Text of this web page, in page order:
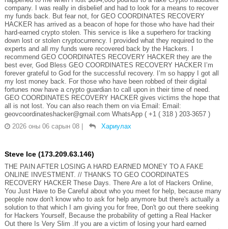
company. I was really in disbelief and had to look for a means to recover
my funds back. But fear not, for GEO COORDINATES RECOVERY
HACKER has arrived as a beacon of hope for those who have had their
hard-earned crypto stolen. This service is like a superhero for tracking
down lost or stolen cryptocurrency. I provided what they required to the
experts and all my funds were recovered back by the Hackers. I
recommend GEO COORDINATES RECOVERY HACKER they are the
best ever, God Bless GEO COORDINATES RECOVERY HACKER I’m
forever grateful to God for the successful recovery. I’m so happy I got all
my lost money back. For those who have been robbed of their digital
fortunes now have a crypto guardian to call upon in their time of need.
GEO COORDINATES RECOVERY HACKER gives victims the hope that
all is not lost. You can also reach them on via Email: Email:
geovcoordinateshacker@gmail.com WhatsApp ( +1 ( 318 ) 203-3657 )
2026 оны 06 сарын 08
Хариулах
Steve Ice (173.209.63.146)
THE PAIN AFTER LOSING A HARD EARNED MONEY TO A FAKE
ONLINE INVESTMENT. // THANKS TO GEO COORDINATES
RECOVERY HACKER These Days. There Are a lot of Hackers Online,
You Just Have to Be Careful about who you meet for help, because many
people now don't know who to ask for help anymore but there's actually a
solution to that which I am giving you for free, Don't go out there seeking
for Hackers Yourself, Because the probability of getting a Real Hacker
Out there Is Very Slim .If you are a victim of losing your hard earned